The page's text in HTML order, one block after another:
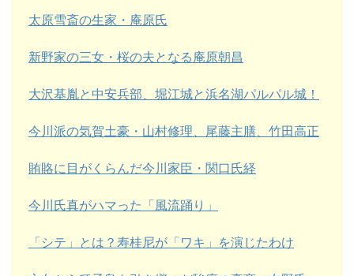
太原雪斎の生家・庵原氏
新野家の三女・桜の夫となる庵原朝昌
大沢基胤と中安兵部、堀江城と浜名湖パルパル城！
今川派の気賀土豪・山村修理、尾藤主膳、竹田高正
賄賂に目がくらんだ今川家臣・関口氏経
今川氏真がハマった「風流踊り」
「シテ」とは？寿桂尼が「ワキ」を演じたわけ